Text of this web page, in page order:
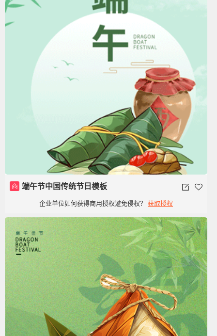
商 端午节中国传统节日模板
企业单位如何获得商用授权避免侵权？ 获取授权